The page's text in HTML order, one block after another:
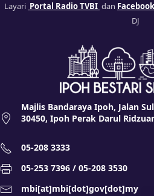
Layari Portal Radio TVBI dan
DJ
Majlis Bandaraya Ipoh, Jalan
30450, Ipoh Perak Darul
05-208 3333
05-253 7396 / 05-208 3530
mbi[at]mbi[dot]gov[dot]my